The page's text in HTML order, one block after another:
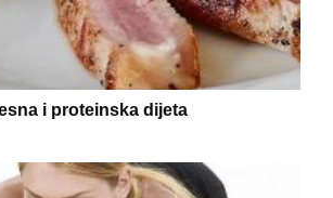
i proteinska dijeta